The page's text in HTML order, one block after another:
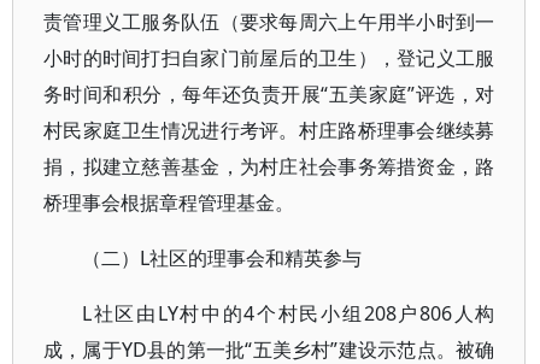
责管理义工服务队伍（要求每周六上午用半小时到一
小时的时间打扫自家门前屋后的卫生），登记义工服
务时间和积分，每年还负责开展“五美家庭”评选，对
村民家庭卫生情况进行考评。村庄路桥理事会继续募
捐，拟建立慈善基金，为村庄社会事务筹措资金，路
桥理事会根据章程管理基金。
（二）L社区的理事会和精英参与
L社区由LY村中的4个村民小组208户806人构
成，属于YD县的第一批“五美乡村”建设示范点。被确